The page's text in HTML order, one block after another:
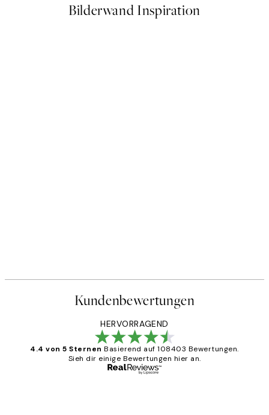
Bilderwand Inspiration
Kundenbewertungen
HERVORRAGEND
4.4 von 5 Sternen Basierend auf 108403 Bewertungen.
Sieh dir einige Bewertungen hier an.